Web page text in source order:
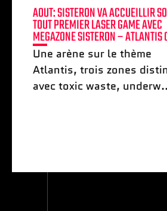
AOUT: SISTERON VA ACCUEILLIR
TOUT PREMIER LASER GAME AVEC
MEGAZONE SISTERON – ATLANTIS
Une arène sur le thème
Atlantis, trois zones
avec toxic waste,